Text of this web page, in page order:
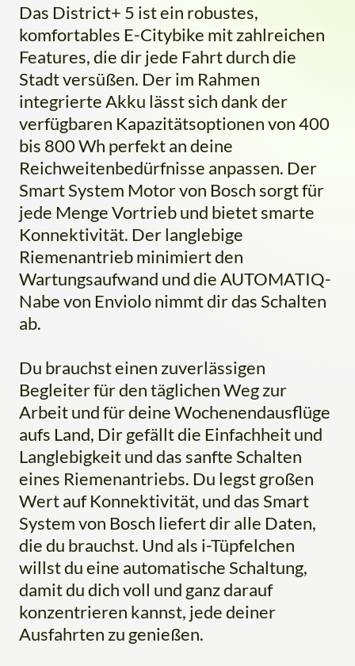
Das District+ 5 ist ein robustes,
komfortables E-Citybike mit zahlreichen
Features, die dir jede Fahrt durch die
Stadt versüßen. Der im Rahmen
integrierte Akku lässt sich dank der
verfügbaren Kapazitätsoptionen von 400
bis 800 Wh perfekt an deine
Reichweitenbedürfnisse anpassen. Der
Smart System Motor von Bosch sorgt für
jede Menge Vortrieb und bietet smarte
Konnektivität. Der langlebige
Riemenantrieb minimiert den
Wartungsaufwand und die AUTOMATIQ-
Nabe von Enviolo nimmt dir das Schalten
ab.
Du brauchst einen zuverlässigen
Begleiter für den täglichen Weg zur
Arbeit und für deine Wochenendausflüge
aufs Land, Dir gefällt die Einfachheit und
Langlebigkeit und das sanfte Schalten
eines Riemenantriebs. Du legst großen
Wert auf Konnektivität, und das Smart
System von Bosch liefert dir alle Daten,
die du brauchst. Und als i-Tüpfelchen
willst du eine automatische Schaltung,
damit du dich voll und ganz darauf
konzentrieren kannst, jede deiner
Ausfahrten zu genießen.